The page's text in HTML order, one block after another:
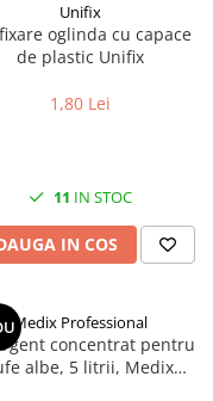
Unifix
oglinda cu capace
de plastic Unifix
1,80 Lei
11 IN STOC
IN COS
Medix Professional
concentrat pentru
albe, 5 litrii, Medix